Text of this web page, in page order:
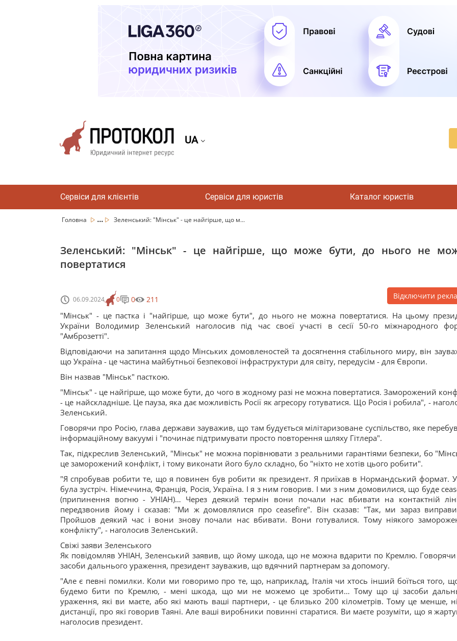
UA
Сервіси для клієнтів Сервіси для юристів Каталог юристів
Головна ... Зеленський: "Мінськ" - це найгірше, що м...
Зеленський: "Мінськ" - це найгірше, що може бути, до нього не
повертатися
06.09.2024 0 0 211 Відключити
"Мінськ" - це пастка і "найгірше, що може бути", до нього не можна повертатися. На цьому
України Володимир Зеленський наголосив під час своєї участі в сесії 50-го міжнародного
"Амброзетті".
Відповідаючи на запитання щодо Мінських домовленостей та досягнення стабільного миру, він
що Україна - це частина майбутньої безпекової інфраструктури для світу, передусім - для Європи.
Він назвав "Мінськ" пасткою.
"Мінськ" - це найгірше, що може бути, до чого в жодному разі не можна повертатися. Заморожений
- це найскладніше. Це пауза, яка дає можливість Росії як агресору готуватися. Що Росія і робила", -
Зеленський.
Говорячи про Росію, глава держави зауважив, що там будується мілітаризоване суспільство, яке
інформаційному вакуумі і "починає підтримувати просто повторення шляху Гітлера".
Так, підкреслив Зеленський, "Мінськ" не можна порівнювати з реальними гарантіями безпеки, бо
це заморожений конфлікт, і тому виконати його було складно, бо "ніхто не хотів цього робити".
"Я спробував робити те, що я повинен був робити як президент. Я приїхав в Нормандський формат.
була зустріч. Німеччина, Франція, Росія, Україна. І я з ним говорив. І ми з ним домовилися, що буде
(припинення вогню - УНІАН)… Через деякий термін вони почали нас вбивати на контактній
передзвонив йому і сказав: "Ми ж домовлялися про ceasefire". Він сказав: "Так, ми зараз
Пройшов деякий час і вони знову почали нас вбивати. Вони готувалися. Тому ніякого
конфлікту", - наголосив Зеленський.
Свіжі заяви Зеленського
Як повідомляв УНІАН, Зеленський заявив, що йому шкода, що не можна вдарити по Кремлю.
засоби дальнього ураження, президент зауважив, що вдячний партнерам за допомогу.
"Але є певні помилки. Коли ми говоримо про те, що, наприклад, Італія чи хтось інший боїться того,
будемо бити по Кремлю, - мені шкода, що ми не можемо це зробити… Тому що ці засоби
ураження, які ви маєте, або які мають ваші партнери, - це близько 200 кілометрів. Тому це менше,
дистанції, про які говорив Таяні. Але ваші виробники повинні старатися. Ви маєте розуміти, що я
наголосив президент.